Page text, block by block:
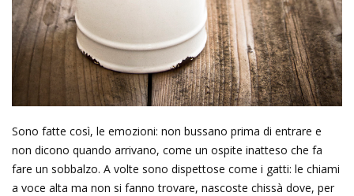
Sono fatte così, le emozioni: non bussano prima di entrare e
non dicono quando arrivano, come un ospite inatteso che fa
fare un sobbalzo. A volte sono dispettose come i gatti: le chiami
a voce alta ma non si fanno trovare, nascoste chissà dove, per